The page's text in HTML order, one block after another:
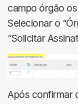
campo órgão
Selecionar o
“Solicitar
Após confirmar